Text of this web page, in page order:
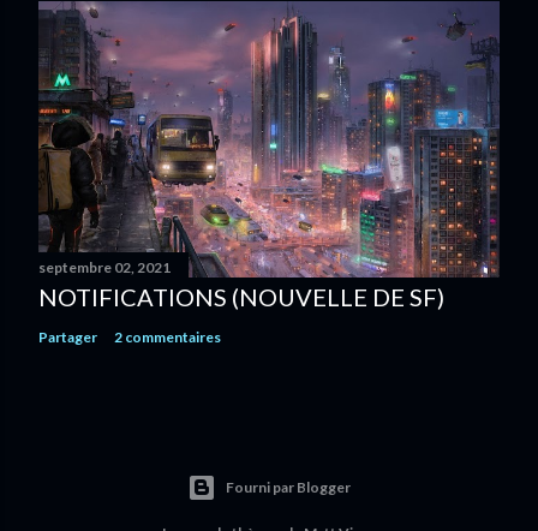
septembre 02, 2021
NOTIFICATIONS (NOUVELLE DE SF)
Partager 2 commentaires
Fourni par Blogger